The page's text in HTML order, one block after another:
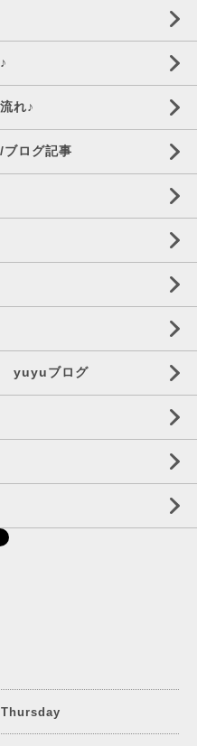
れ♪
ブログ記事
yuyuブログ